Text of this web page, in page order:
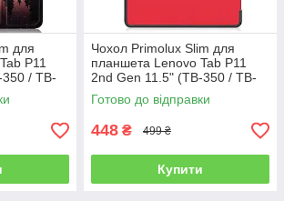
для
P11
/ TB-
Чохол Primolux Slim для
планшета Lenovo Tab P11
2nd Gen 11.5" (TB-350 / TB-
355) - Red
Готово до відправки
448 ₴ 499 ₴
Купити